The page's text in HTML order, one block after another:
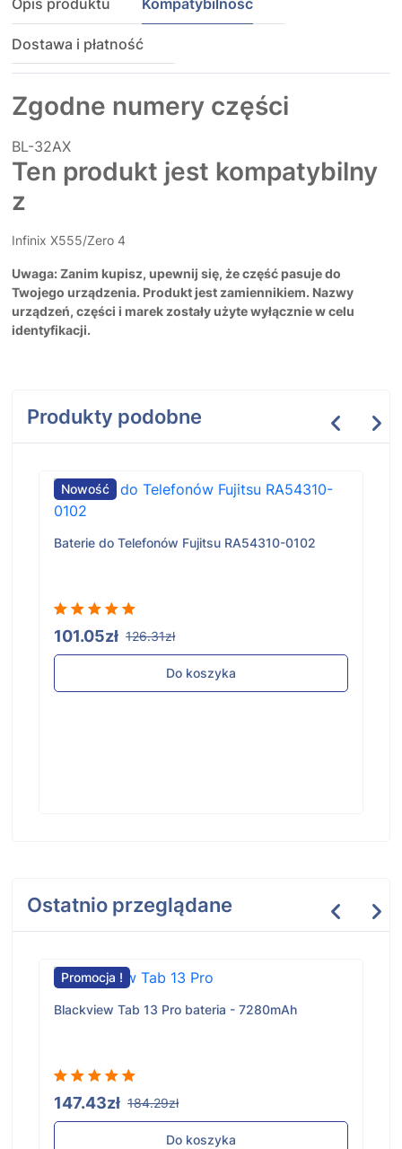
Opis produktu Kompatybilność
Dostawa i płatność
Zgodne numery części
BL-32AX
Ten produkt jest kompatybilny
z
Infinix X555/Zero 4
Uwaga: Zanim kupisz, upewnij się, że część pasuje do
Twojego urządzenia. Produkt jest zamiennikiem. Nazwy
urządzeń, części i marek zostały użyte wyłącznie w celu
identyfikacji.
Produkty podobne
Nowość
Baterie do Telefonów Fujitsu RA54310-0102
101.05zł 126.31zł
Do koszyka
Ostatnio przeglądane
Promocja !
Blackview Tab 13 Pro bateria - 7280mAh
147.43zł 184.29zł
Do koszyka